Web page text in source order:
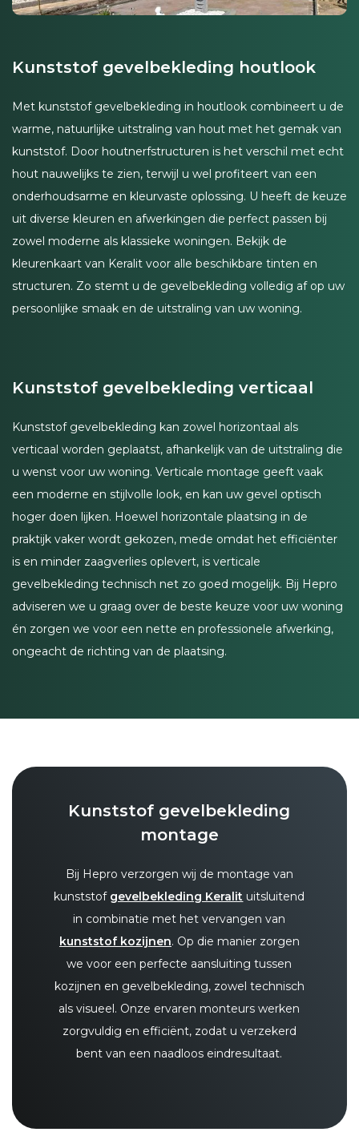
Kunststof gevelbekleding houtlook
Met kunststof gevelbekleding in houtlook combineert u de
warme, natuurlijke uitstraling van hout met het gemak van
kunststof. Door houtnerfstructuren is het verschil met echt
hout nauwelijks te zien, terwijl u wel profiteert van een
onderhoudsarme en kleurvaste oplossing. U heeft de keuze
uit diverse kleuren en afwerkingen die perfect passen bij
zowel moderne als klassieke woningen. Bekijk de
kleurenkaart van Keralit voor alle beschikbare tinten en
structuren. Zo stemt u de gevelbekleding volledig af op uw
persoonlijke smaak en de uitstraling van uw woning.
Kunststof gevelbekleding verticaal
Kunststof gevelbekleding kan zowel horizontaal als
verticaal worden geplaatst, afhankelijk van de uitstraling die
u wenst voor uw woning. Verticale montage geeft vaak
een moderne en stijlvolle look, en kan uw gevel optisch
hoger doen lijken. Hoewel horizontale plaatsing in de
praktijk vaker wordt gekozen, mede omdat het efficiënter
is en minder zaagverlies oplevert, is verticale
gevelbekleding technisch net zo goed mogelijk. Bij Hepro
adviseren we u graag over de beste keuze voor uw woning
én zorgen we voor een nette en professionele afwerking,
ongeacht de richting van de plaatsing.
Kunststof gevelbekleding
montage
Bij Hepro verzorgen wij de montage van
kunststof gevelbekleding Keralit uitsluitend
in combinatie met het vervangen van
kunststof kozijnen. Op die manier zorgen
we voor een perfecte aansluiting tussen
kozijnen en gevelbekleding, zowel technisch
als visueel. Onze ervaren monteurs werken
zorgvuldig en efficiënt, zodat u verzekerd
bent van een naadloos eindresultaat.